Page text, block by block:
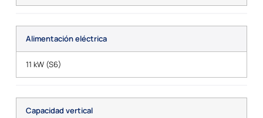
Alimentación eléctrica
11 kW (S6)
Capacidad vertical